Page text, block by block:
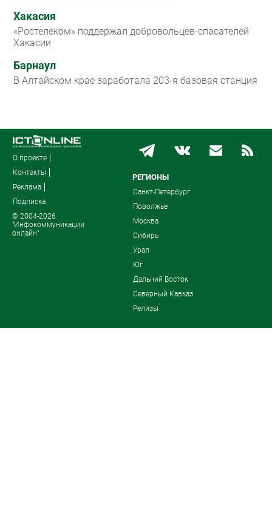
Хакасия
«Ростелеком» поддержал добровольцев-спасателей
Хакасии
Барнаул
В Алтайском крае заработала 203-я базовая станция
О проекте
Контакты
Реклама
Подписка
© 2004-2026
"Инфокоммуникации
онлайн"
РЕГИОНЫ
Санкт-Петербург
Поволжье
Москва
Сибирь
Урал
Юг
Дальний Восток
Северный Кавказ
Релизы